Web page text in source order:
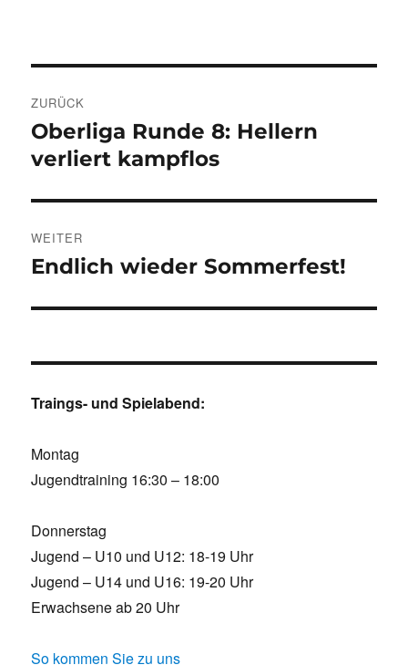
ZURÜCK
Vorheriger
Beitrag:
Oberliga Runde 8: Hellern
verliert kampflos
WEITER
Nächster
Endlich wieder Sommerfest!
Traings- und Spielabend:
Montag
Jugendtraining 16:30 – 18:00
Donnerstag
Jugend – U10 und U12: 18-19 Uhr
Jugend – U14 und U16: 19-20 Uhr
Erwachsene ab 20 Uhr
So kommen Sie zu uns